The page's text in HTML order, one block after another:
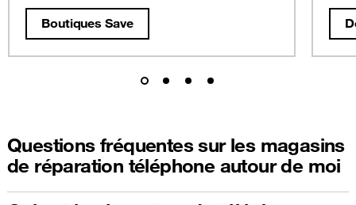
Boutiques Save
Questions fréquentes sur les magasins
de réparation téléphone autour de moi